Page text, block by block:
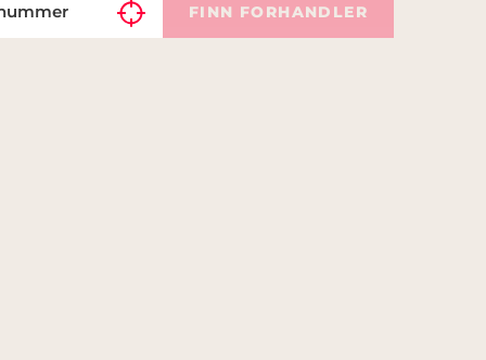
FINN FORHANDLER